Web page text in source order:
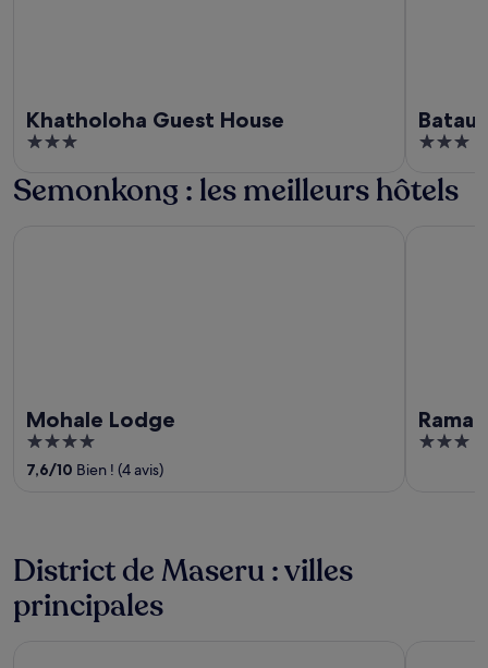
Khatholoha Guest House
3
of
3
of
Semonkong : les meilleurs hôtels
Mohale Lodge
4
out
7,6/10 Bien ! (4 avis)
3
District de Maseru : villes
principales